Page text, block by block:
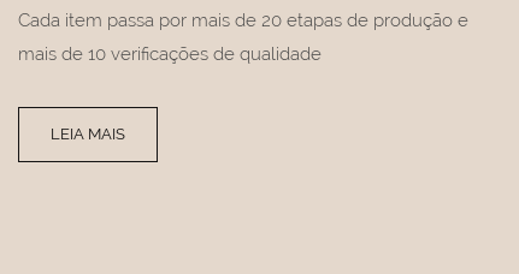
Cada item passa por mais de 20 etapas de produção e
mais de 10 verificações de qualidade
LEIA MAIS